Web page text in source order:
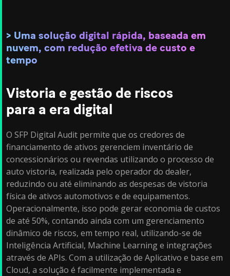
Uma solução digital rápida, baseada em
nuvem, com redução efetiva de custo e
tempo
Vistoria e gestão de riscos
para a era digital
O SFP Digital Audit permite que os credores de
financiamento de ativos gerenciem inventário de
concessionários ou revendas utilizando o processo de
auto vistoria, realizada pelo operador do dealer,
reduzindo ou até eliminando as despesas de vistoria
física de ativos automotivos e de equipamentos.
Operacionalmente, isso pode gerar economia de custos
de até 50%, contando ainda com um gerenciamento
dinâmico de riscos, em tempo real, utilizando-se de
Inteligência Artificial, Machine Learning e integrações
através de APIs. Com a utilização de Aplicativo e base em
Cloud, a solução é facilmente implementada e